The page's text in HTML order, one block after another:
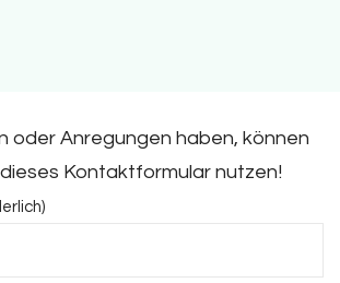
oder Anregungen haben, können
Kontaktformular nutzen!